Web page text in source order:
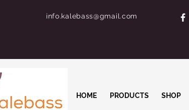
info.kalebass@gmail.com
HOME PRODUCTS SHOP